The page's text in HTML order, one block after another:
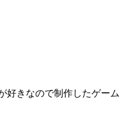
好きなので制作したゲーム